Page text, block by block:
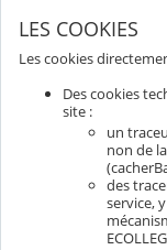
LES COOKIES
Les cookies
Des cookies
site :
un
non de
des
service,